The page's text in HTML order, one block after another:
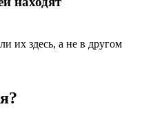
их здесь, а не в другом